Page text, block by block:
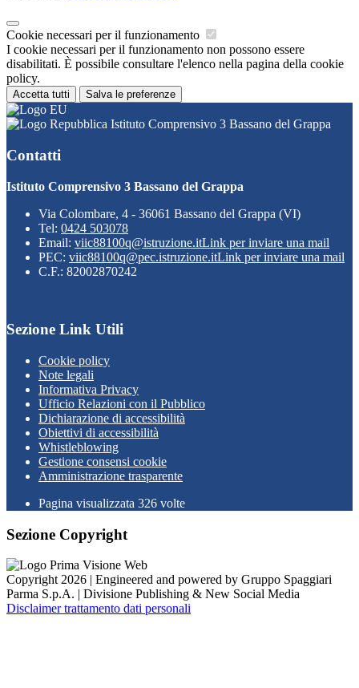
Cookie necessari per il funzionamento
I cookie necessari per il funzionamento non possono essere
disabilitati. È possibile consultare l'elenco nella pagina della cookie
policy.
Accetta tutti Salva le preferenze
Istituto Comprensivo 3 Bassano del Grappa
Contatti
Istituto Comprensivo 3 Bassano del Grappa
Via Colombare, 4 - 36061 Bassano del Grappa (VI)
Tel: 0424 503078
Email: viic88100q@istruzione.itLink per inviare una mail
PEC: viic88100q@pec.istruzione.itLink per inviare una mail
C.F.: 82002870242
Sezione Link Utili
Cookie policy
Note legali
Informativa Privacy
Ufficio Relazioni con il Pubblico
Dichiarazione di accessibilità
Obiettivi di accessibilità
Whistleblowing
Gestione consensi cookie
Amministrazione trasparente
Pagina visualizzata 326 volte
Sezione Copyright
Copyright 2026 | Engineered and powered by Gruppo Spaggiari
Parma S.p.A. | Divisione Publishing & New Social Media
Disclaimer trattamento dati personali